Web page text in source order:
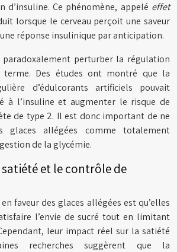
d’insuline. Ce phénomène, appelé effet
lorsque le cerveau perçoit une saveur
réponse insulinique par anticipation.
perturber la régulation
Des études ont montré que la
d’édulcorants artificiels pouvait
à l’insuline et augmenter le risque de
de type 2. Il est donc important de ne
glaces allégées comme totalement
de la glycémie.
et le contrôle de
faveur des glaces allégées est qu’elles
l’envie de sucré tout en limitant
leur impact réel sur la satiété
recherches suggèrent que la